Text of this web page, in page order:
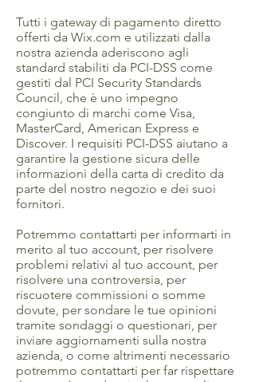
Tutti i gateway di pagamento diretto
offerti da Wix.com e utilizzati dalla
nostra azienda aderiscono agli
standard stabiliti da PCI-DSS come
gestiti dal PCI Security Standards
Council, che è uno impegno
congiunto di marchi come Visa,
MasterCard, American Express e
Discover. I requisiti PCI-DSS aiutano a
garantire la gestione sicura delle
informazioni della carta di credito da
parte del nostro negozio e dei suoi
fornitori.
Potremmo contattarti per informarti in
merito al tuo account, per risolvere
problemi relativi al tuo account, per
risolvere una controversia, per
riscuotere commissioni o somme
dovute, per sondare le tue opinioni
tramite sondaggi o questionari, per
inviare aggiornamenti sulla nostra
azienda, o come altrimenti necessario
potremmo contattarti per far rispettare